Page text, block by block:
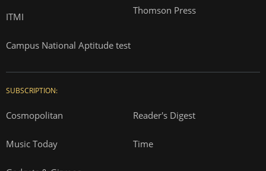
ITMI
Campus National Aptitude test
Thomson Press
SUBSCRIPTION:
Cosmopolitan Reader's Digest
Music Today Time